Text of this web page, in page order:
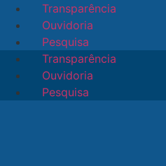
para
conteúdo
Transparência
Ouvidoria
Pesquisa
Transparência
Ouvidoria
Pesquisa